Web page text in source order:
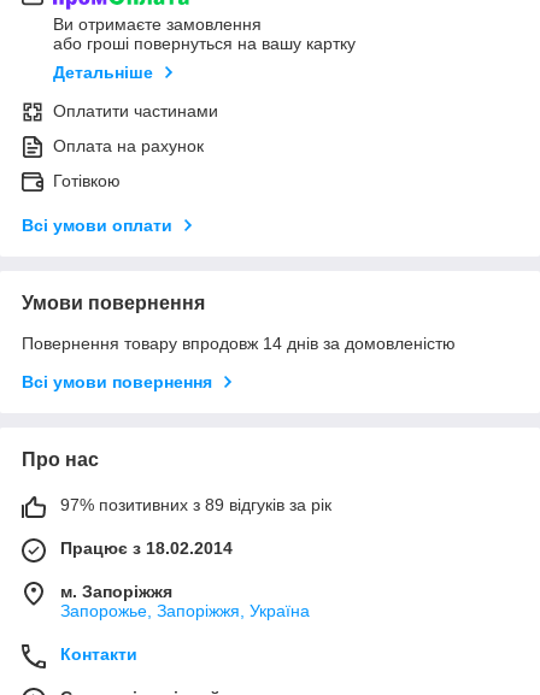
Ви отримаєте замовлення
або гроші повернуться на вашу картку
Детальніше
Оплатити частинами
Оплата на рахунок
Готівкою
Всі умови оплати
Умови повернення
Повернення товару впродовж 14 днів за домовленістю
Всі умови повернення
Про нас
97% позитивних з 89 відгуків за рік
Працює з 18.02.2014
м. Запоріжжя
Запорожье, Запоріжжя, Україна
Контакти